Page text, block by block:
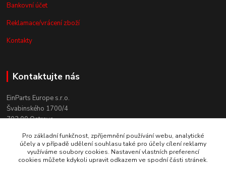
Bankovní účet
Reklamace/vrácení zboží
Kontakty
Kontaktujte nás
EinParts Europe s.r.o.
Švabinského 1700/4
702 00 Ostrava
+420 558 080 004
(po. - pá. 9:00-13:00)
obchod@einparts.cz
Pro základní funkčnost, zpříjemnění používání webu, analytické
účely a v případě udělení souhlasu také pro účely cílení reklamy
využíváme soubory cookies. Nastavení vlastních preferencí
cookies můžete kdykoli upravit odkazem ve spodní části stránek.